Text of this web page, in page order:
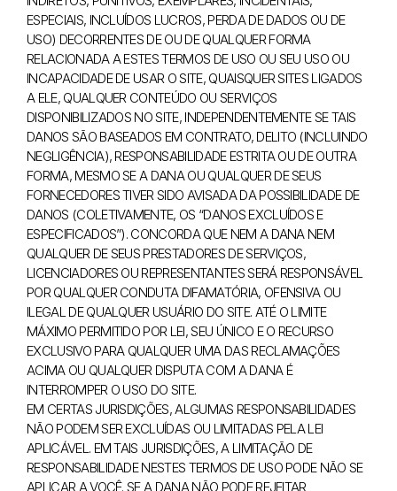
ESPECIAIS, INCLUÍDOS LUCROS, PERDA DE DADOS OU DE
USO) DECORRENTES DE OU DE QUALQUER FORMA
RELACIONADA A ESTES TERMOS DE USO OU SEU USO OU
INCAPACIDADE DE USAR O SITE, QUAISQUER SITES LIGADOS
A ELE, QUALQUER CONTEÚDO OU SERVIÇOS
DISPONIBILIZADOS NO SITE, INDEPENDENTEMENTE SE TAIS
DANOS SÃO BASEADOS EM CONTRATO, DELITO (INCLUINDO
NEGLIGÊNCIA), RESPONSABILIDADE ESTRITA OU DE OUTRA
FORMA, MESMO SE A DANA OU QUALQUER DE SEUS
FORNECEDORES TIVER SIDO AVISADA DA POSSIBILIDADE DE
DANOS (COLETIVAMENTE, OS “DANOS EXCLUÍDOS E
ESPECIFICADOS”). CONCORDA QUE NEM A DANA NEM
QUALQUER DE SEUS PRESTADORES DE SERVIÇOS,
LICENCIADORES OU REPRESENTANTES SERÁ RESPONSÁVEL
POR QUALQUER CONDUTA DIFAMATÓRIA, OFENSIVA OU
ILEGAL DE QUALQUER USUÁRIO DO SITE. ATÉ O LIMITE
MÁXIMO PERMITIDO POR LEI, SEU ÚNICO E O RECURSO
EXCLUSIVO PARA QUALQUER UMA DAS RECLAMAÇÕES
ACIMA OU QUALQUER DISPUTA COM A DANA É
INTERROMPER O USO DO SITE.
EM CERTAS JURISDIÇÕES, ALGUMAS RESPONSABILIDADES
NÃO PODEM SER EXCLUÍDAS OU LIMITADAS PELA LEI
APLICÁVEL. EM TAIS JURISDIÇÕES, A LIMITAÇÃO DE
RESPONSABILIDADE NESTES TERMOS DE USO PODE NÃO SE
APLICAR A VOCÊ. SE A DANA NÃO PODE REJEITAR